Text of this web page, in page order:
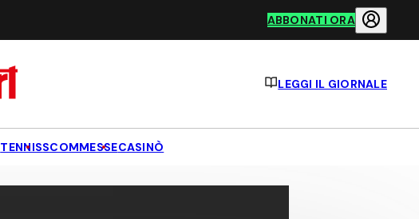
ABBONATI ORA
LEGGI IL GIORNALE
TENNISSCOMMESSECASINÒ